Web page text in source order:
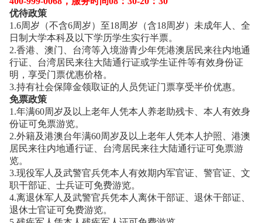
优待政策
1.6周岁（不含6周岁）至18周岁（含18周岁）未成年人、全
日制大学本科及以下学历学生实行半票。
2.香港、澳门、台湾等入境游青少年凭港澳居民来往内地通
行证、台湾居民来往大陆通行证或学生证件等有效身份证
明，享受门票优惠价格。
3.持有社会保障金领取证的人员凭证门票享受半价优惠。
免票政策
1.年满60周岁及以上老年人凭本人养老助残卡、本人有效身
份证可免票游览。
2.外籍及港澳台年满60周岁及以上老年人凭本人护照、港澳
居民来往内地通行证、台湾居民来往大陆通行证可免票游
览。
3.现役军人及武警官兵凭本人有效期内军官证、警官证、文
职干部证、士兵证可免费游览。
4.离退休军人及武警官兵凭本人离休干部证、退休干部证、
退休士官证可免费游览。